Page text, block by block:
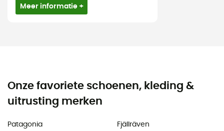
Meer informatie +
Onze favoriete schoenen, kleding &
uitrusting merken
Patagonia
Fjällräven